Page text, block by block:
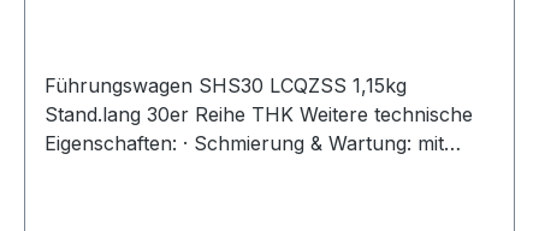
Führungswagen SHS30 LCQZSS 1,15kg
Stand.lang 30er Reihe THK Weitere technische
Eigenschaften: · Schmierung & Wartung: mit